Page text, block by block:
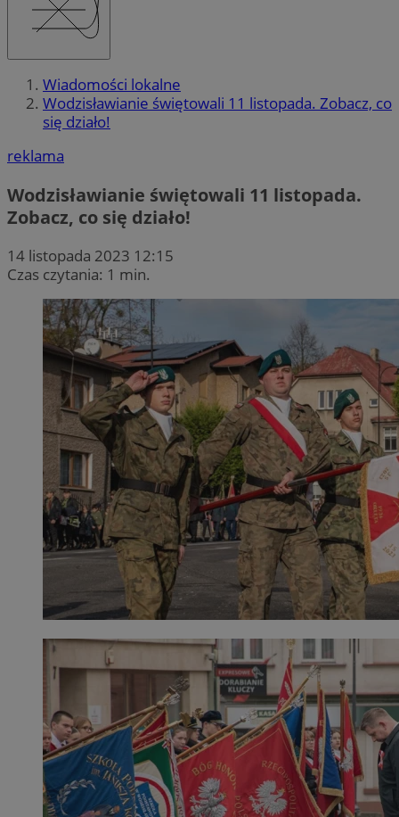
Wiadomości lokalne
Wodzisławianie świętowali 11 listopada. Zobacz, co
się działo!
reklama
Wodzisławianie świętowali 11 listopada.
Zobacz, co się działo!
14 listopada 2023 12:15
Czas czytania: 1 min.